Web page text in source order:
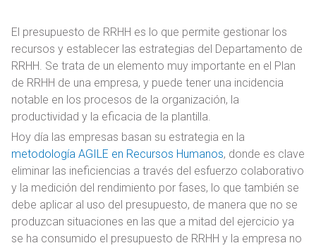
El presupuesto de RRHH es lo que permite gestionar los
recursos y establecer las estrategias del Departamento de
RRHH. Se trata de un elemento muy importante en el Plan
de RRHH de una empresa, y puede tener una incidencia
notable en los procesos de la organización, la
productividad y la eficacia de la plantilla.
Hoy día las empresas basan su estrategia en la
metodología AGILE en Recursos Humanos, donde es clave
eliminar las ineficiencias a través del esfuerzo colaborativo
y la medición del rendimiento por fases, lo que también se
debe aplicar al uso del presupuesto, de manera que no se
produzcan situaciones en las que a mitad del ejercicio ya
se ha consumido el presupuesto de RRHH y la empresa no